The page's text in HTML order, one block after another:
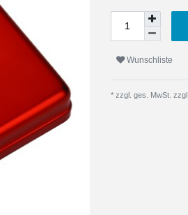
Wunschliste
* zzgl. ges. MwSt. zzgl.